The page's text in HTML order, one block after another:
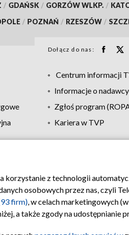
/ GDAŃSK / GORZÓW WLKP. /
/ POZNAŃ / RZESZÓW /
Dołącz do nas:
Centrum informacji
Informacje o nadawcy
Zgłoś program
Kariera w TVP
prywatności Moje zgody
z technologii
osobowych przez nas, czyli
firm), w celach marketingowych
a także zgody na udostępnianie